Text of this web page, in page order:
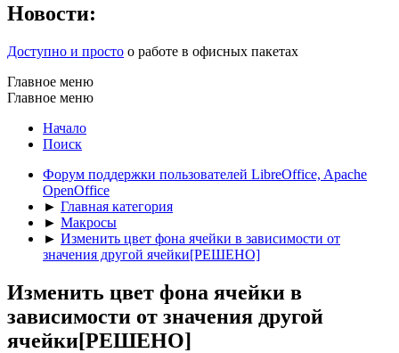
Новости:
Доступно и просто о работе в офисных пакетах
Главное меню
Главное меню
Начало
Поиск
Форум поддержки пользователей LibreOffice, Apache
OpenOffice
► Главная категория
► Макросы
► Изменить цвет фона ячейки в зависимости от
значения другой ячейки[РЕШЕНО]
Изменить цвет фона ячейки в
зависимости от значения другой
ячейки[РЕШЕНО]